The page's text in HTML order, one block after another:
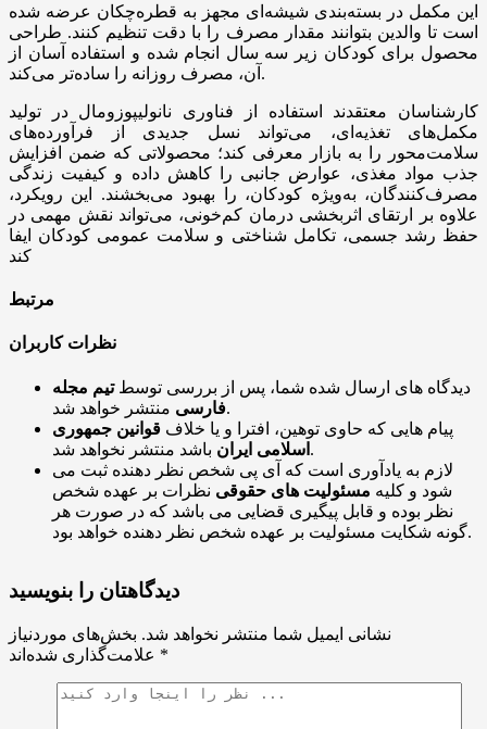
این مکمل در بسته‌بندی شیشه‌ای مجهز به قطره‌چکان عرضه شده
است تا والدین بتوانند مقدار مصرف را با دقت تنظیم کنند. طراحی
محصول برای کودکان زیر سه سال انجام شده و استفاده آسان از
آن، مصرف روزانه را ساده‌تر می‌کند.
کارشناسان معتقدند استفاده از فناوری نانولیپوزومال در تولید
مکمل‌های تغذیه‌ای، می‌تواند نسل جدیدی از فرآورده‌های
سلامت‌محور را به بازار معرفی کند؛ محصولاتی که ضمن افزایش
جذب مواد مغذی، عوارض جانبی را کاهش داده و کیفیت زندگی
مصرف‌کنندگان، به‌ویژه کودکان، را بهبود می‌بخشند. این رویکرد،
علاوه بر ارتقای اثربخشی درمان کم‌خونی، می‌تواند نقش مهمی در
حفظ رشد جسمی، تکامل شناختی و سلامت عمومی کودکان ایفا
کند
مرتبط
نظرات کاربران
دیدگاه های ارسال شده شما، پس از بررسی توسطتیم مجله
فارسیمنتشر خواهد شد.
پیام هایی که حاوی توهین، افترا و یا خلاف قوانین جمهوری
اسلامی ایران باشد منتشر نخواهد شد.
لازم به یادآوری است که آی پی شخص نظر دهنده ثبت می
شود و کلیه مسئولیت های حقوقی نظرات بر عهده شخص
نظر بوده و قابل پیگیری قضایی می باشد که در صورت هر
گونه شکایت مسئولیت بر عهده شخص نظر دهنده خواهد بود.
دیدگاهتان را بنویسید
نشانی ایمیل شما منتشر نخواهد شد. بخش‌های موردنیاز
*